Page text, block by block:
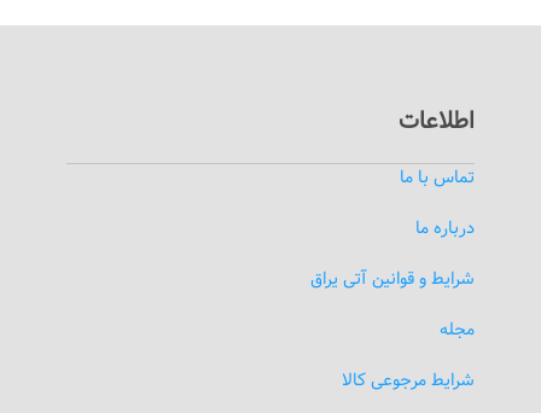
اطلاعات
تماس با ما
درباره ما
شرایط و قوانین آتی یراق
مجله
شرایط مرجوعی کالا